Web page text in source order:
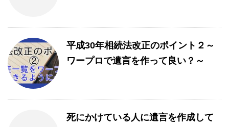
平成30年相続法改正のポイント２～
ワープロで遺言を作って良い？～
死にかけている人に遺言を作成して